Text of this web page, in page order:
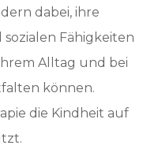
dabei, ihre
Fähigkeiten
Alltag und bei
können.
die Kindheit auf